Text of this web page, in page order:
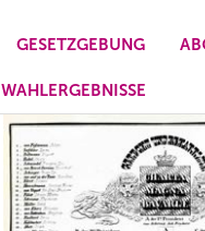
GESETZGEBUNG
WAHLERGEBNISSE